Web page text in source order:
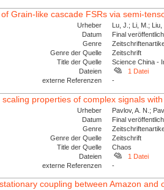
Grain-like cascade FSRs via semi-
Urheber
Lu, J.; Li, M.;
Datum
Final
Genre
Genre der Quelle
Zeitschrift
Title der Quelle
Science China -
Dateien
1 Datei
externe Referenzen
-
properties of complex signals
Urheber
Pavlov, A. N.;
Datum
Final
Genre
Genre der Quelle
Zeitschrift
Title der Quelle
Chaos
Dateien
1 Datei
externe Referenzen
-
coupling between Amazon